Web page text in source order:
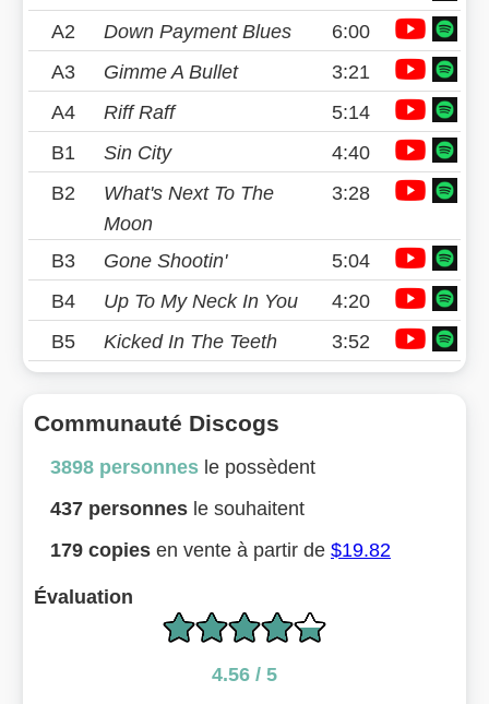
A2
Down Payment Blues
6:00
A3
Gimme A Bullet
3:21
A4
Riff Raff
5:14
B1
Sin City
4:40
B2
What's Next To The
Moon
3:28
B3 Gone Shootin'
5:04
B4
Up To My Neck In You
4:20
B5
Kicked In The Teeth 3:52
Communauté Discogs
3898 personnes le possèdent
437 personnes le souhaitent
179 copies en vente à partir de $19.82
Évaluation
4.56 / 5